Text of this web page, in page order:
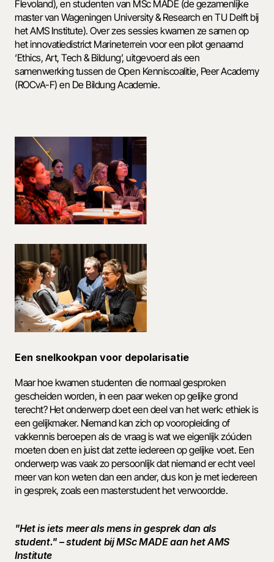
Flevoland), en studenten van MSc MADE (de gezamenlijke
master van Wageningen University & Research en TU Delft bij
het AMS Institute). Over zes sessies kwamen ze samen op
het innovatiedistrict Marineterrein voor een pilot genaamd
‘Ethics, Art, Tech & Bildung’, uitgevoerd als een
samenwerking tussen de Open Kenniscoalitie, Peer Academy
(ROCvA-F) en De Bildung Academie.
Een snelkookpan voor depolarisatie
Maar hoe kwamen studenten die normaal gesproken
gescheiden worden, in een paar weken op gelijke grond
terecht? Het onderwerp doet een deel van het werk: ethiek is
een gelijkmaker. Niemand kan zich op vooropleiding of
vakkennis beroepen als de vraag is wat we eigenlijk zóúden
moeten doen en juist dat zette iedereen op gelijke voet. Een
onderwerp was vaak zo persoonlijk dat niemand er echt veel
meer van kon weten dan een ander, dus kon je met iedereen
in gesprek, zoals een masterstudent het verwoordde.
"Het is iets meer als mens in gesprek dan als
student." – student bij MSc MADE aan het AMS
Institute